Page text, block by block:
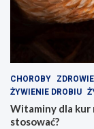
CHOROBY
ŻYWIENIE DROBIU
Witaminy dla kur
stosować?